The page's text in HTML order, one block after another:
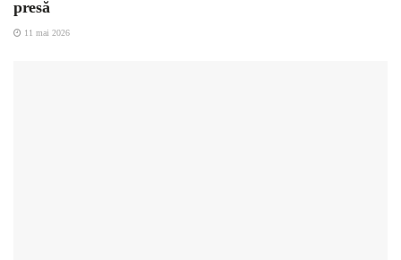
presă
11 mai 2026